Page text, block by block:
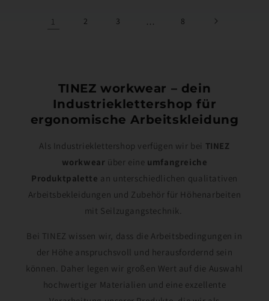
1 2 3 8
TINEZ workwear – dein
Industrieklettershop für
ergonomische Arbeitskleidung
Als Industrieklettershop verfügen wir bei TINEZ
workwear über eine umfangreiche
Produktpalette an unterschiedlichen qualitativen
Arbeitsbekleidungen und Zubehör für Höhenarbeiten
mit Seilzugangstechnik.
Bei TINEZ wissen wir, dass die Arbeitsbedingungen in
der Höhe anspruchsvoll und herausfordernd sein
können. Daher legen wir großen Wert auf die Auswahl
hochwertiger Materialien und eine exzellente